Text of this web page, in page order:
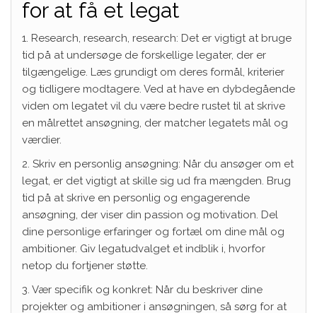
for at få et legat
1. Research, research, research: Det er vigtigt at bruge
tid på at undersøge de forskellige legater, der er
tilgængelige. Læs grundigt om deres formål, kriterier
og tidligere modtagere. Ved at have en dybdegående
viden om legatet vil du være bedre rustet til at skrive
en målrettet ansøgning, der matcher legatets mål og
værdier.
2. Skriv en personlig ansøgning: Når du ansøger om et
legat, er det vigtigt at skille sig ud fra mængden. Brug
tid på at skrive en personlig og engagerende
ansøgning, der viser din passion og motivation. Del
dine personlige erfaringer og fortæl om dine mål og
ambitioner. Giv legatudvalget et indblik i, hvorfor
netop du fortjener støtte.
3. Vær specifik og konkret: Når du beskriver dine
projekter og ambitioner i ansøgningen, så sørg for at